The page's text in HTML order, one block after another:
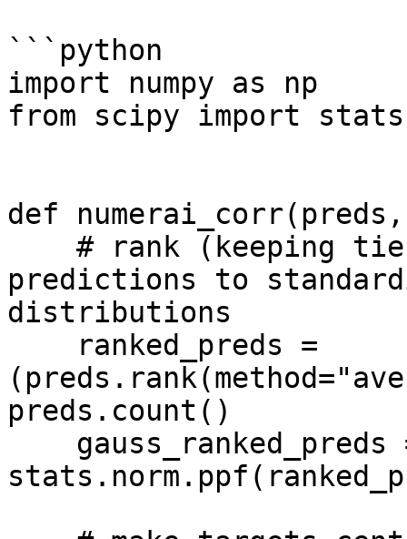
```python
import numpy as np
from scipy import stats
def
predictions to
distributions
preds.count()